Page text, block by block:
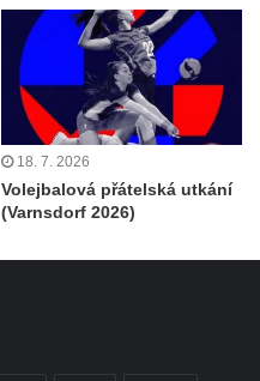
18. 7. 2026
Volejbalová přátelská utkání
(Varnsdorf 2026)